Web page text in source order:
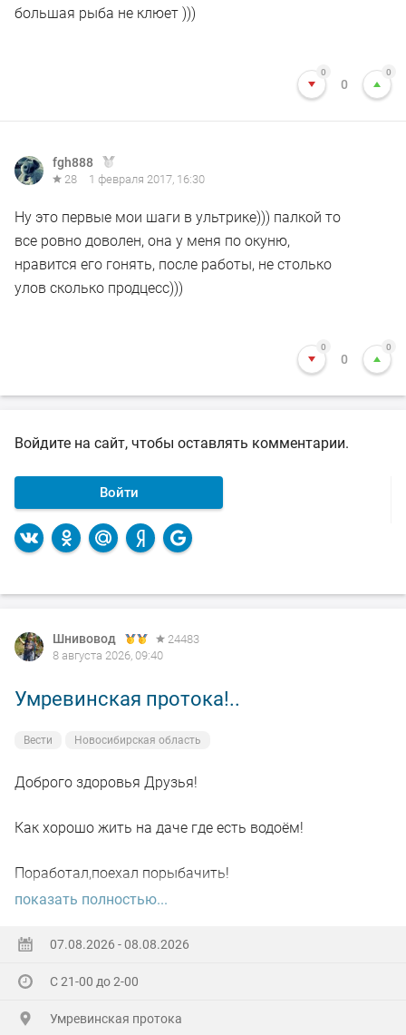
большая рыба не клюет )))
0
0
0
fgh888
28 1 февраля 2017, 16:30
Ну это первые мои шаги в ультрике))) палкой то
все ровно доволен, она у меня по окуню,
нравится его гонять, после работы, не столько
улов сколько продцесс)))
0
0
0
Войдите на сайт, чтобы оставлять комментарии.
Войти
Шнивовод
24483
8 августа 2026, 09:40
Умревинская протока!..
Вести Новосибирская область
Доброго здоровья Друзья!
Как хорошо жить на даче где есть водоём!
Поработал,поехал порыбачить!
поработал"цирюльником" 😂в теплицах!
А вечером захотелось повторить предыдущее "ночное
рандеву"!
показать полностью...
07.08.2026 - 08.08.2026
С 21-00 до 2-00
Умревинская протока